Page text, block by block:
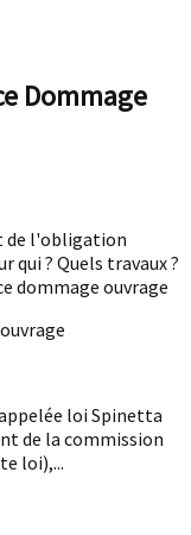
Dommage
de l'obligation
qui ? Quels travaux ?
dommage ouvrage
loi Spinetta
de la commission
loi),...